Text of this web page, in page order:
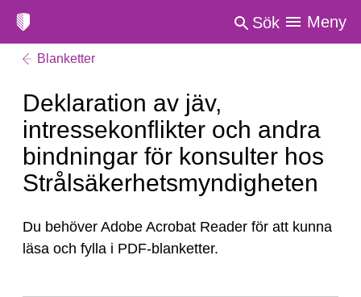
Sök Meny
Blanketter
Deklaration av jäv,
intressekonflikter och andra
bindningar för konsulter hos
Strålsäkerhetsmyndigheten
Du behöver Adobe Acrobat Reader för att kunna
läsa och fylla i PDF-blanketter.